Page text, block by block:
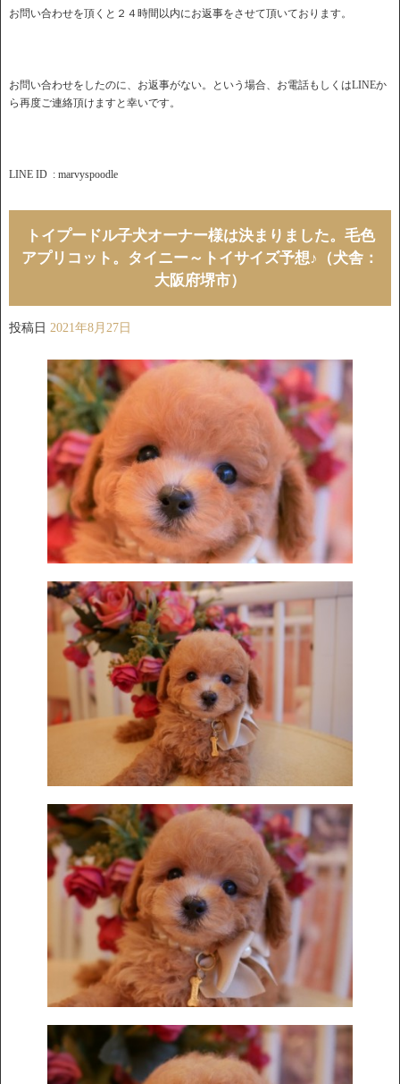
お問い合わせを頂くと２４時間以内にお返事をさせて頂いております。
お問い合わせをしたのに、お返事がない。という場合、お電話もしくはLINEか
ら再度ご連絡頂けますと幸いです。
LINE ID : marvyspoodle
トイプードル子犬オーナー様は決まりました。毛色
アプリコット。タイニー～トイサイズ予想♪（犬舎：
大阪府堺市）
投稿日 2021年8月27日